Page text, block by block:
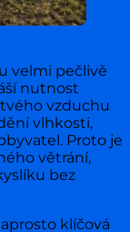
velmi pečlivě
nutnost
vzduchu
vlhkosti,
Proto je
větrání,
bez
klíčová